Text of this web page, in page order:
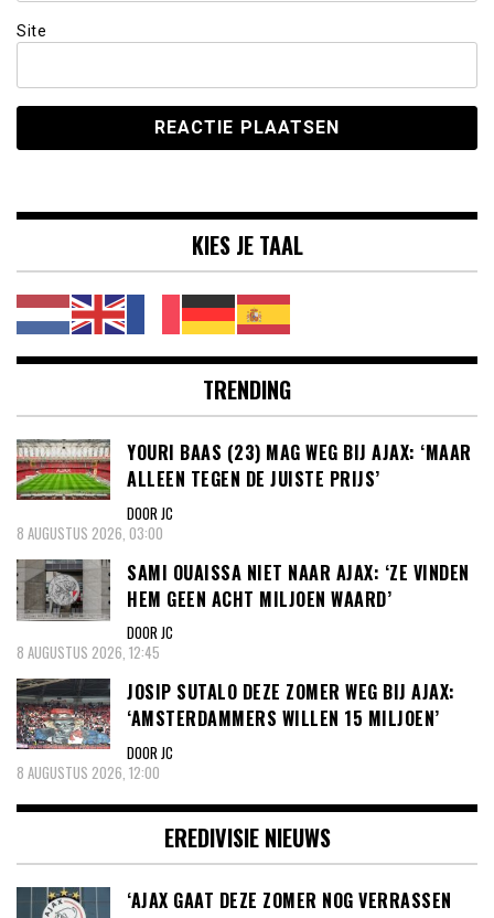
Site
KIES JE TAAL
TRENDING
YOURI BAAS (23) MAG WEG BIJ AJAX: ‘MAAR
ALLEEN TEGEN DE JUISTE PRIJS’
DOOR JC
8 AUGUSTUS 2026, 03:00
SAMI OUAISSA NIET NAAR AJAX: ‘ZE VINDEN
HEM GEEN ACHT MILJOEN WAARD’
DOOR JC
8 AUGUSTUS 2026, 12:45
JOSIP SUTALO DEZE ZOMER WEG BIJ AJAX:
‘AMSTERDAMMERS WILLEN 15 MILJOEN’
DOOR JC
8 AUGUSTUS 2026, 12:00
EREDIVISIE NIEUWS
‘AJAX GAAT DEZE ZOMER NOG VERRASSEN